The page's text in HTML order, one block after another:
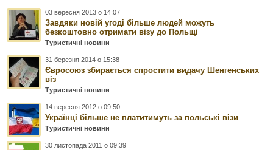
03 вересня 2013 о 14:07
Завдяки новій угоді більше людей можуть
безкоштовно отримати візу до Польщі
Туристичні новини
31 березня 2014 о 15:38
Євросоюз збирається спростити видачу Шенгенських
віз
Туристичні новини
14 вересня 2012 о 09:50
Українці більше не платитимуть за польські візи
Туристичні новини
30 листопада 2011 о 09:39